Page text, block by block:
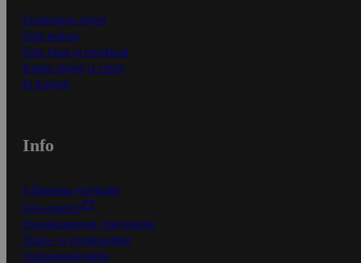
Ensitilaajan ohjeet
Näin maksat
Näin tilaat ja muokkaat
Kaikki ohjeet ja vinkit
In English
Info
S-Business yrityksille
Oiva-raportit
Osuuskauppojen yhteystiedot
Tilaus- ja toimitusehdot
Tietosuojakäytäntö